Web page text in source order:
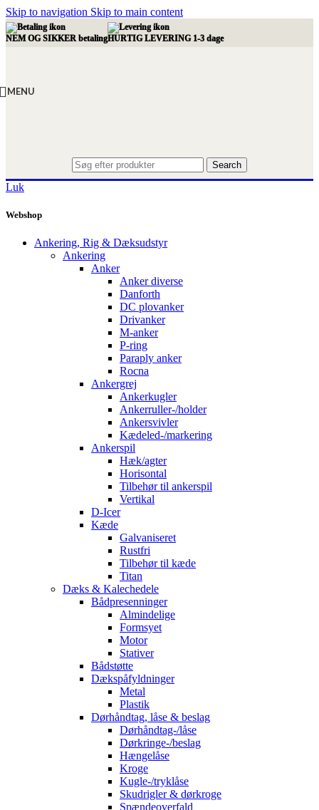
Skip to navigation Skip to main content
NEM OG SIKKER betalingHURTIG LEVERING 1-3 dage
MENU
Search
Luk
Webshop
Ankering, Rig & Dæksudstyr
Ankering
Anker
Anker diverse
Danforth
DC plovanker
Drivanker
M-anker
P-ring
Paraply anker
Rocna
Ankergrej
Ankerkugler
Ankerruller-/holder
Ankersvivler
Kædeled-/markering
Ankerspil
Hæk/agter
Horisontal
Tilbehør til ankerspil
Vertikal
D-Icer
Kæde
Galvaniseret
Rustfri
Tilbehør til kæde
Titan
Dæks & Kalechedele
Bådpresenninger
Almindelige
Formsyet
Motor
Stativer
Bådstøtte
Dækspåfyldninger
Metal
Plastik
Dørhåndtag, låse & beslag
Dørhåndtag-/låse
Dørkringe-/beslag
Hængelåse
Kroge
Kugle-/tryklåse
Skudrigler & dørkroge
Spændeoverfald